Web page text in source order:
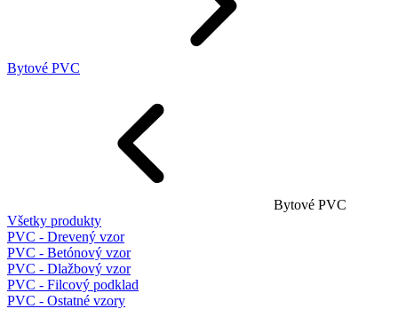
Bytové PVC
Bytové PVC
Všetky produkty
PVC - Drevený vzor
PVC - Betónový vzor
PVC - Dlažbový vzor
PVC - Filcový podklad
PVC - Ostatné vzory